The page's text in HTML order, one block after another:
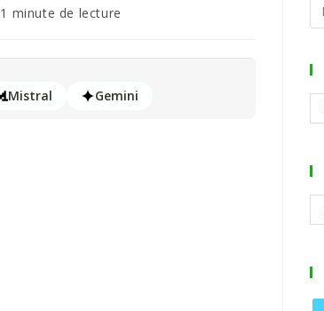
1 minute de lecture
Mistral Gemini